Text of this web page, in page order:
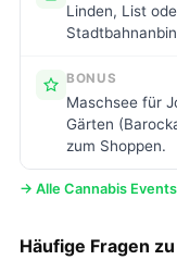
Linden, List
BONUS
Maschsee für
Gärten
zum Shoppen.
→ Alle Cannabis
Häufige Fragen